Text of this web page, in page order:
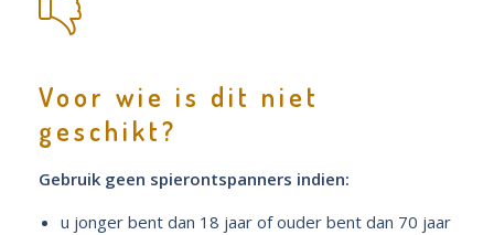
Voor wie is dit niet
geschikt?
Gebruik geen spierontspanners indien:
u jonger bent dan 18 jaar of ouder bent dan 70 jaar